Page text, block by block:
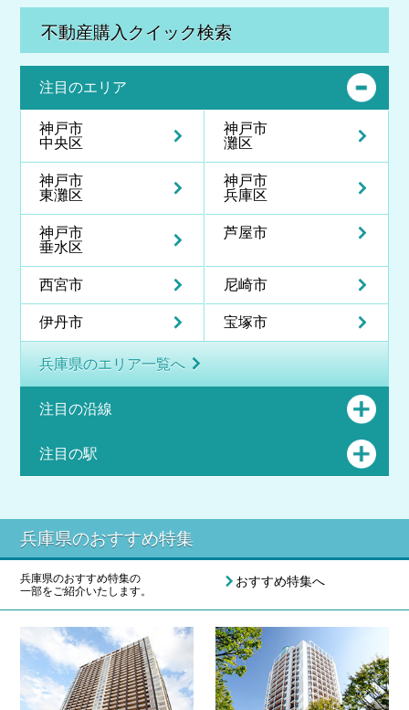
不動産購入クイック検索
注目のエリア
神戸市
中央区
神戸市
灘区
神戸市
東灘区
神戸市
兵庫区
神戸市
垂水区
芦屋市
西宮市 尼崎市
伊丹市 宝塚市
兵庫県のエリア一覧へ
注目の沿線
注目の駅
兵庫県のおすすめ特集
兵庫県のおすすめ特集の
一部をご紹介いたします。
おすすめ特集へ